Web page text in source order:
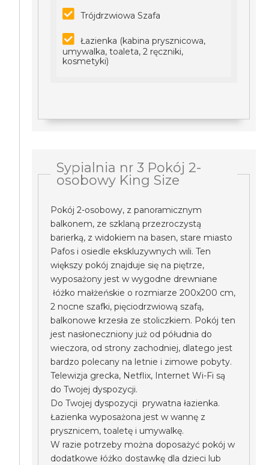
Trójdrzwiowa Szafa
Łazienka (kabina prysznicowa,
umywalka, toaleta, 2 ręczniki,
kosmetyki)
Sypialnia nr 3 Pokój 2-
osobowy King Size
Pokój 2-osobowy, z panoramicznym
balkonem, ze szklaną przezroczystą
barierką, z widokiem na basen, stare miasto
Pafos i osiedle ekskluzywnych wili. Ten
większy pokój znajduje się na piętrze,
wyposażony jest w wygodne drewniane
łóżko małżeńskie o rozmiarze 200x200 cm,
2 nocne szafki, pięciodrzwiową szafą,
balkonowe krzesła ze stoliczkiem. Pokój ten
jest nasłoneczniony już od półudnia do
wieczora, od strony zachodniej, dlatego jest
bardzo polecany na letnie i zimowe pobyty.
Telewizja grecka, Netflix, Internet Wi-Fi są
do Twojej dyspozycji.
Do Twojej dyspozycji prywatna łazienka.
Łazienka wyposażona jest w wannę z
prysznicem, toaletę i umywalkę.
W razie potrzeby można doposażyć pokój w
dodatkowe łóżko dostawkę dla dzieci lub